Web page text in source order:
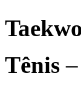
Tênis